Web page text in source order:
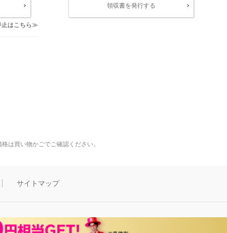
はこちら
領収書を発行する
は買い物かごでご確認ください。
サイトマップ